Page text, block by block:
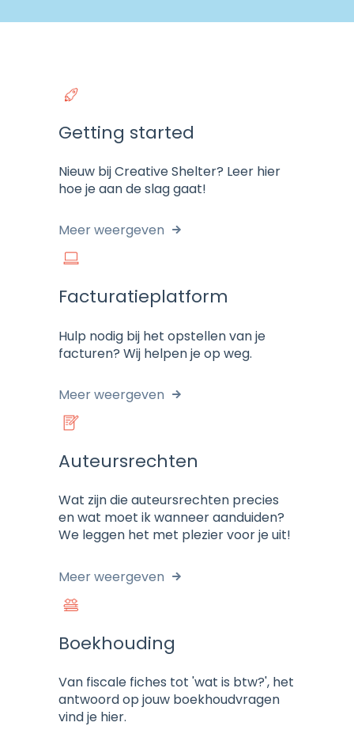
Getting started
Nieuw bij Creative Shelter? Leer hier
hoe je aan de slag gaat!
Meer weergeven
Facturatieplatform
Hulp nodig bij het opstellen van je
facturen? Wij helpen je op weg.
Meer weergeven
Auteursrechten
Wat zijn die auteursrechten precies
en wat moet ik wanneer aanduiden?
We leggen het met plezier voor je uit!
Meer weergeven
Boekhouding
Van fiscale fiches tot 'wat is btw?', het
antwoord op jouw boekhoudvragen
vind je hier.